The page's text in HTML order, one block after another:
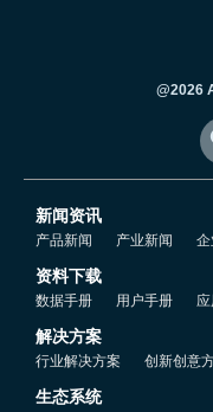
5.6
5.7
5.9
5.10
@2026
新闻资讯
产品新闻 产业新闻
资料下载
数据手册 用户手册
解决方案
行业解决方案 创新创意
生态系统